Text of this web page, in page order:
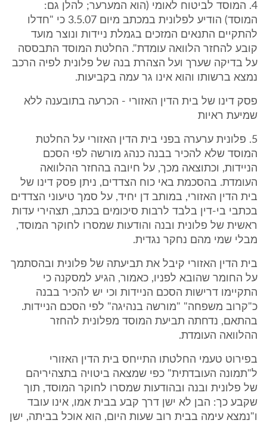
4. המוסד לביטוח לאומי (הוא המערער; להלן גם:
המוסד) הודיע לפלונית במכתב מיום 3.5.07 כי "חדלו
להתקיים התנאים המזכים בגמלת ניידות ונוצר מועד
קובע להחזר הלוואה עומדת". החלטת המוסד התבססה
על בדיקה שערך ועל הצהרת בנה של פלונית לפיה הרכב
נמצא ברשותו והוא אינו גר עמה בקביעות.
פסק דינו של בית הדין האזורי - הכרעה בתובענה ללא
שמיעת ראיות
5. פלונית ערערה בפני בית הדין האזורי על החלטת
המוסד שלא להכיר בבנה כנהג מורשה לפי הסכם
הניידות, וכתוצאה מכך, על חיובה בהחזר ההלוואה
העומדת. בהסכמת באי כוח הצדדים, ניתן פסק דינו של
בית הדין האזורי, במותב דן יחיד, על סמך טיעוני הצדדים
בכתבי בי-דין בלבד לרבות סיכומים בכתב, תצהירי עדות
ראשית של פלונית ובנה והודעות שמסרו לחוקר המוסד,
מבלי שמי מהם נחקר נגדית.
בית הדין האזורי קיבל את תביעתה של פלונית ובהסתמך
על החומר שהובא לפניו, כאמור, הגיע למסקנה כי
התקיימו דרישות הסכם הניידות וכי יש להכיר בבנה
כ"קרוב משפחה" "מורשה בנהיגה" לפי הסכם הניידות.
בהתאם, נדחתה תביעת המוסד מפלונית להחזר
ההלוואה העומדת.
בפירוט טעמי החלטתו התייחס בית הדין האזורי
ל"תמונה העובדתית" כפי שמצאה ביטויה בתצהיריהם
של פלונית ובנה ובהודעות שמסרו לחוקר המוסד, תוך
שקבע כך: הבן לא ישן דרך קבע בבית אמו, אינו עובד
ו"נמצא עימה בבית רוב שעות היום, הוא אוכל בביתה, ישן